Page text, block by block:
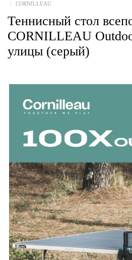
CORNILLEAU
Теннисный стол
CORNILLEAU
улицы (серый)